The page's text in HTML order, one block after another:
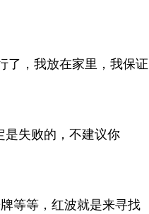
了，我放在家里，我保证
是失败的，不建议你
等等，红波就是来寻找